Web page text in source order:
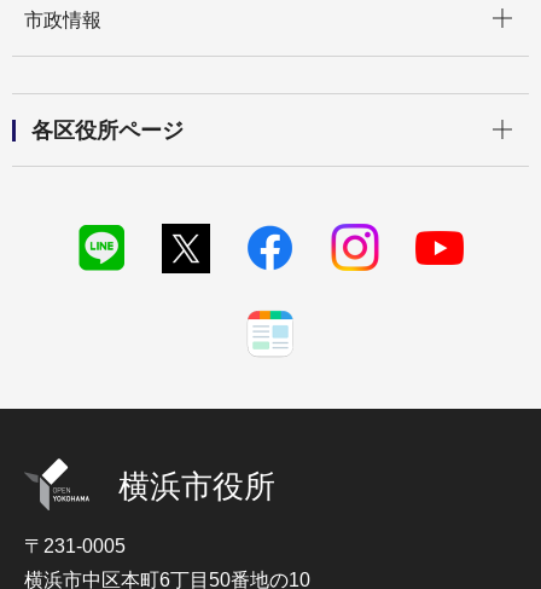
市政情報
各区役所ページ
横浜市役所
〒231-0005
横浜市中区本町6丁目50番地の10